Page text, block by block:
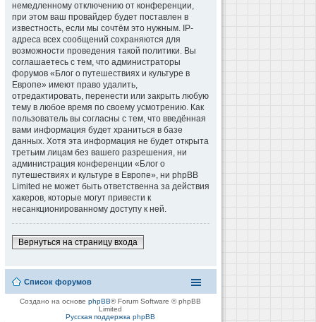
немедленному отключению от конференции,
при этом ваш провайдер будет поставлен в
известность, если мы сочтём это нужным. IP-
адреса всех сообщений сохраняются для
возможности проведения такой политики. Вы
соглашаетесь с тем, что администраторы
форумов «Блог о путешествиях и культуре в
Европе» имеют право удалить,
отредактировать, перенести или закрыть любую
тему в любое время по своему усмотрению. Как
пользователь вы согласны с тем, что введённая
вами информация будет храниться в базе
данных. Хотя эта информация не будет открыта
третьим лицам без вашего разрешения, ни
администрация конференции «Блог о
путешествиях и культуре в Европе», ни phpBB
Limited не может быть ответственна за действия
хакеров, которые могут привести к
несанкционированному доступу к ней.
Вернуться на страницу входа
Список форумов
Создано на основеphpBB® Forum Software © phpBB
Limited
Русская поддержка phpBB